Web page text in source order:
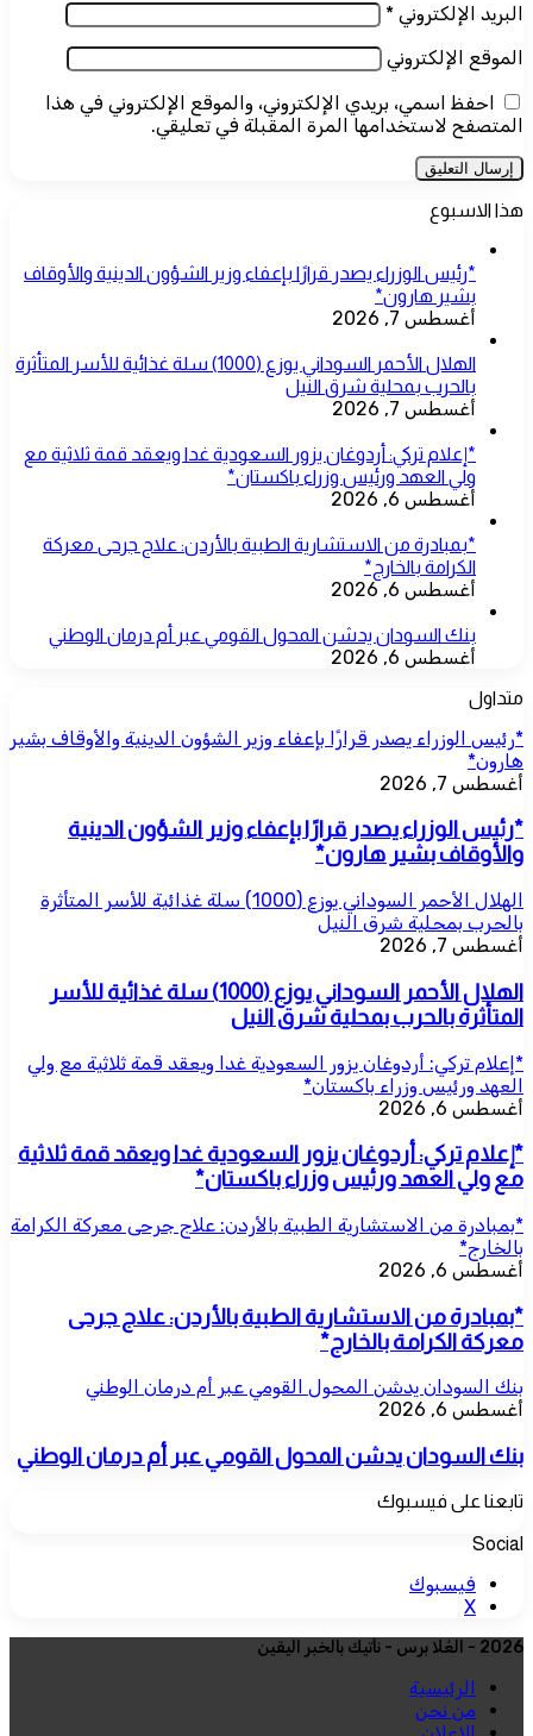
البريد الإلكتروني *
الموقع الإلكتروني
احفظ اسمي، بريدي الإلكتروني، والموقع الإلكتروني في هذا
المتصفح لاستخدامها المرة المقبلة في تعليقي.
هذا الاسبوع
*رئيس الوزراء يصدر قرارًا بإعفاء وزير الشؤون الدينية والأوقاف
بشير هارون*
أغسطس 7, 2026
الهلال الأحمر السوداني يوزع (1000) سلة غذائية للأسر المتأثرة
بالحرب بمحلية شرق النيل
أغسطس 7, 2026
*إعلام تركي: أردوغان يزور السعودية غدا ويعقد قمة ثلاثية مع
ولي العهد ورئيس وزراء باكستان*
أغسطس 6, 2026
*بمبادرة من الاستشارية الطبية بالأردن: علاج جرحى معركة
الكرامة بالخارج*
أغسطس 6, 2026
بنك السودان يدشن المحول القومي عبر أم درمان الوطني
أغسطس 6, 2026
متداول
*رئيس الوزراء يصدر قرارًا بإعفاء وزير الشؤون الدينية والأوقاف بشير
هارون*
أغسطس 7, 2026
*رئيس الوزراء يصدر قرارًا بإعفاء وزير الشؤون الدينية
والأوقاف بشير هارون*
الهلال الأحمر السوداني يوزع (1000) سلة غذائية للأسر المتأثرة
بالحرب بمحلية شرق النيل
أغسطس 7, 2026
الهلال الأحمر السوداني يوزع (1000) سلة غذائية للأسر
المتأثرة بالحرب بمحلية شرق النيل
*إعلام تركي: أردوغان يزور السعودية غدا ويعقد قمة ثلاثية مع ولي
العهد ورئيس وزراء باكستان*
أغسطس 6, 2026
*إعلام تركي: أردوغان يزور السعودية غدا ويعقد قمة ثلاثية
مع ولي العهد ورئيس وزراء باكستان*
*بمبادرة من الاستشارية الطبية بالأردن: علاج جرحى معركة الكرامة
بالخارج*
أغسطس 6, 2026
*بمبادرة من الاستشارية الطبية بالأردن: علاج جرحى
معركة الكرامة بالخارج*
بنك السودان يدشن المحول القومي عبر أم درمان الوطني
أغسطس 6, 2026
بنك السودان يدشن المحول القومي عبر أم درمان الوطني
تابعنا على فيسبوك
Social
فيسبوك
‫X
2026 - العُلا برس - نأتيك بالخبر اليقين
الرئيسية
من نحن